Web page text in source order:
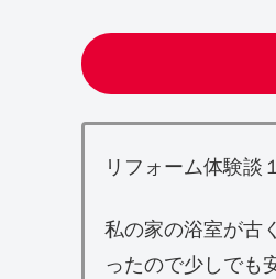
リフォーム体験談１
私の家の浴室が古
ったので少しでも